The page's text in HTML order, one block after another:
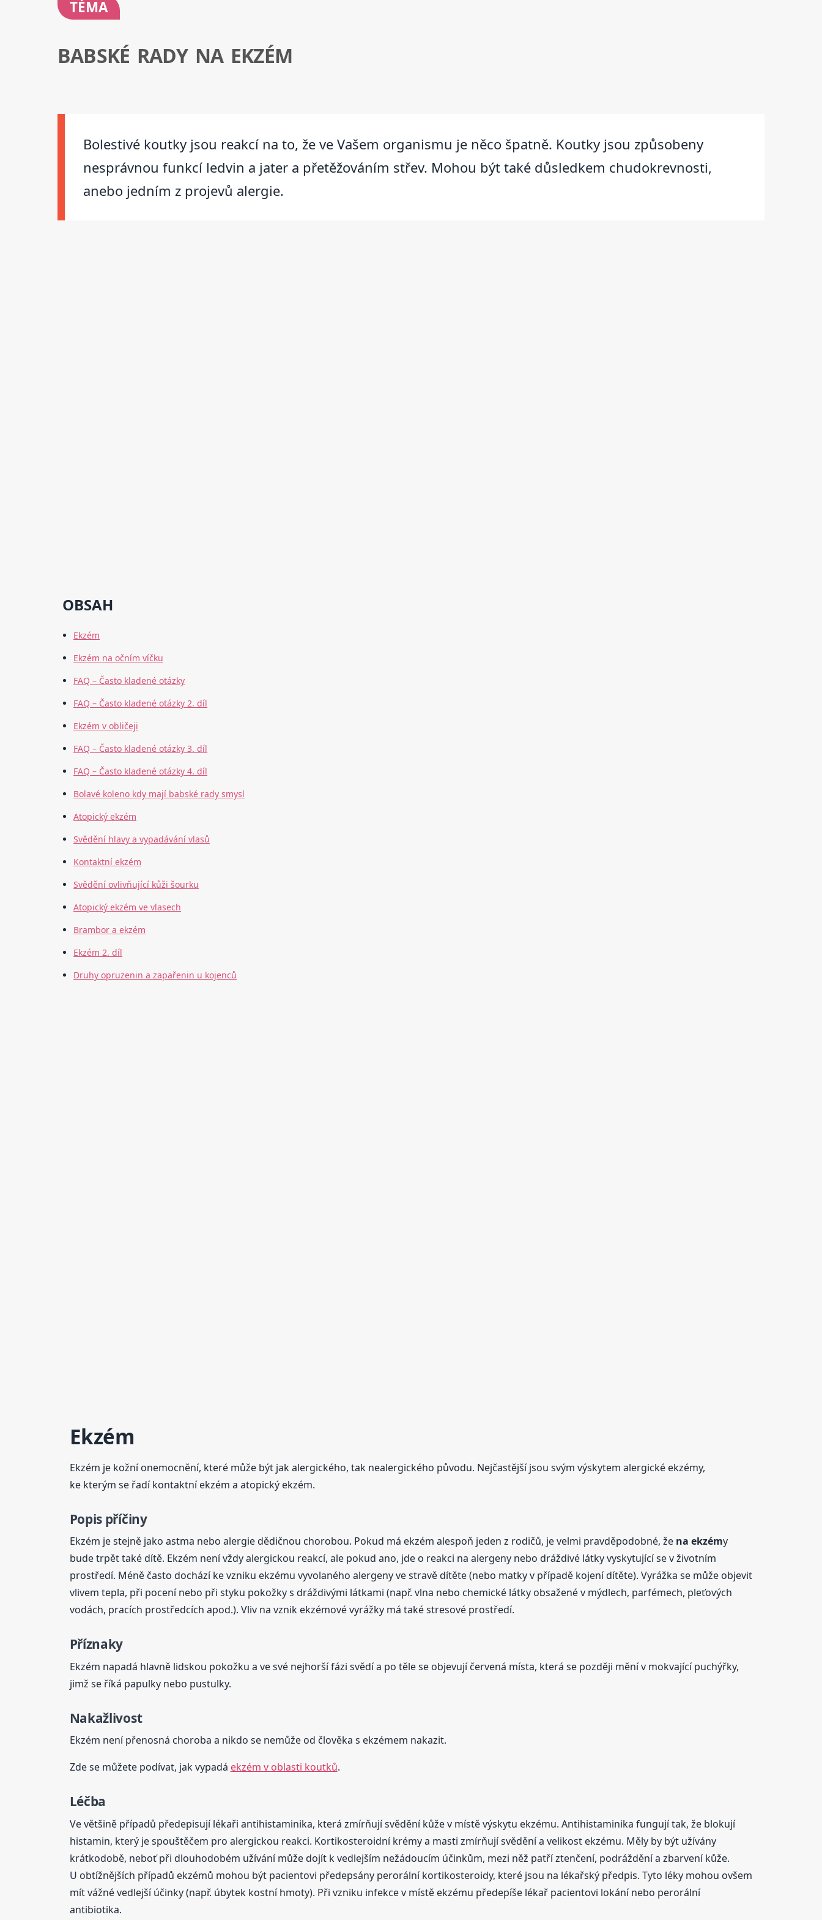
TÉMA
BABSKÉ RADY NA EKZÉM
Bolestivé koutky jsou reakcí na to, že ve Vašem organismu je něco špatně. Koutky jsou způsobeny
nesprávnou funkcí ledvin a jater a přetěžováním střev. Mohou být také důsledkem chudokrevnosti,
anebo jedním z projevů alergie.
OBSAH
Ekzém
Ekzém na očním víčku
FAQ – Často kladené otázky
FAQ – Často kladené otázky 2. díl
Ekzém v obličeji
FAQ – Často kladené otázky 3. díl
FAQ – Často kladené otázky 4. díl
Bolavé koleno kdy mají babské rady smysl
Atopický ekzém
Svědění hlavy a vypadávání vlasů
Kontaktní ekzém
Svědění ovlivňující kůži šourku
Atopický ekzém ve vlasech
Brambor a ekzém
Ekzém 2. díl
Druhy opruzenin a zapařenin u kojenců
Ekzém
Ekzém je kožní onemocnění, které může být jak alergického, tak nealergického původu. Nejčastější jsou svým výskytem alergické ekzémy,
ke kterým se řadí kontaktní ekzém a atopický ekzém.
Popis příčiny
Ekzém je stejně jako astma nebo alergie dědičnou chorobou. Pokud má ekzém alespoň jeden z rodičů, je velmi pravděpodobné, že na ekzémy
bude trpět také dítě. Ekzém není vždy alergickou reakcí, ale pokud ano, jde o reakci na alergeny nebo dráždivé látky vyskytující se v životním
prostředí. Méně často dochází ke vzniku ekzému vyvolaného alergeny ve stravě dítěte (nebo matky v případě kojení dítěte). Vyrážka se může objevit
vlivem tepla, při pocení nebo při styku pokožky s dráždivými látkami (např. vlna nebo chemické látky obsažené v mýdlech, parfémech, pleťových
vodách, pracích prostředcích apod.). Vliv na vznik ekzémové vyrážky má také stresové prostředí.
Příznaky
Ekzém napadá hlavně lidskou pokožku a ve své nejhorší fázi svědí a po těle se objevují červená místa, která se později mění v mokvající puchýřky,
jimž se říká papulky nebo pustulky.
Nakažlivost
Ekzém není přenosná choroba a nikdo se nemůže od člověka s ekzémem nakazit.
Zde se můžete podívat, jak vypadá ekzém v oblasti koutků.
Léčba
Ve většině případů předepisují lékaři antihistaminika, která zmírňují svědění kůže v místě výskytu ekzému. Antihistaminika fungují tak, že blokují
histamin, který je spouštěčem pro alergickou reakci. Kortikosteroidní krémy a masti zmírňují svědění a velikost ekzému. Měly by být užívány
krátkodobě, neboť při dlouhodobém užívání může dojít k vedlejším nežádoucím účinkům, mezi něž patří ztenčení, podráždění a zbarvení kůže.
U obtížnějších případů ekzémů mohou být pacientovi předepsány perorální kortikosteroidy, které jsou na lékařský předpis. Tyto léky mohou ovšem
mít vážné vedlejší účinky (např. úbytek kostní hmoty). Při vzniku infekce v místě ekzému předepíše lékař pacientovi lokání nebo perorální
antibiotika.